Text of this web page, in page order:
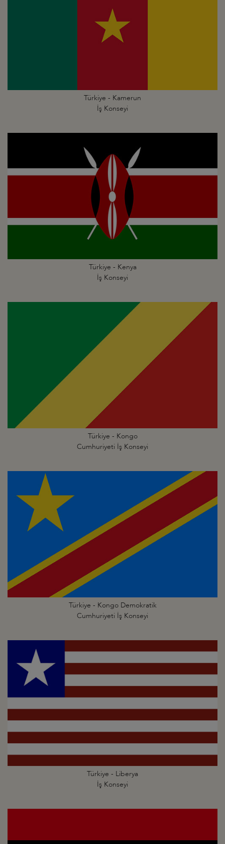
Türkiye - Kamerun
İş Konseyi
Türkiye - Kenya
İş Konseyi
Türkiye - Kongo
Cumhuriyeti İş Konseyi
Türkiye - Kongo Demokratik
Cumhuriyeti İş Konseyi
Türkiye - Liberya
İş Konseyi